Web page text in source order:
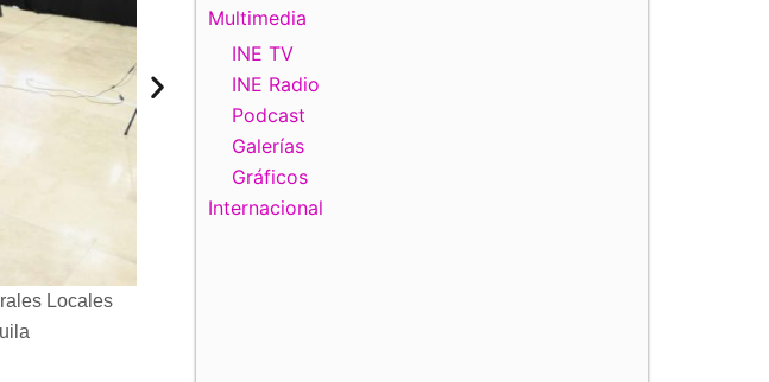
Locales
Multimedia
INE TV
INE Radio
Podcast
Galerías
Gráficos
Internacional